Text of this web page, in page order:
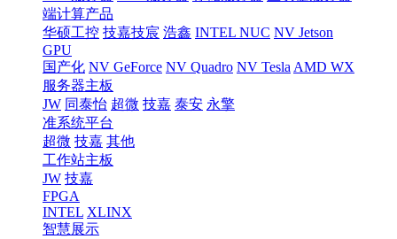
端计算产品
华硕工控 技嘉技宸 浩鑫 INTEL NUC NV Jetson
GPU
国产化 NV GeForce NV Quadro NV Tesla AMD WX
服务器主板
JW 同泰怡 超微 技嘉 泰安 永擎
准系统平台
超微 技嘉 其他
工作站主板
JW 技嘉
FPGA
INTEL XLINX
智慧展示